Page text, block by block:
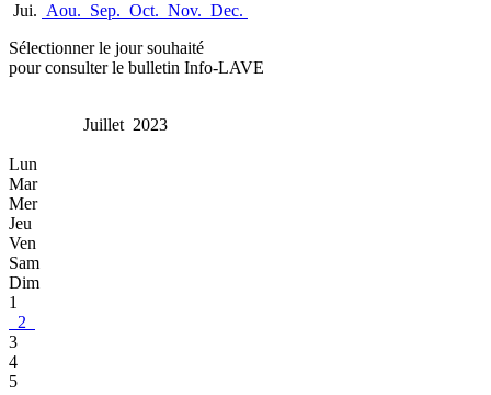
Jui. Aou. Sep. Oct. Nov. Dec.
Sélectionner le jour souhaité
pour consulter le bulletin Info-LAVE
Juillet 2023
Lun
Mar
Mer
Jeu
Ven
Sam
Dim
1
2
3
4
5